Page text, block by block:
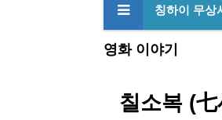
칭하이 무상
영화 이야기
칠소복 (